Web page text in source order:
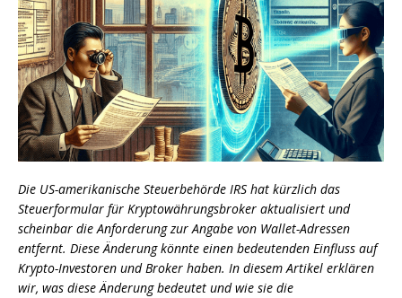
Die US-amerikanische Steuerbehörde IRS hat kürzlich das
Steuerformular für Kryptowährungsbroker aktualisiert und
scheinbar die Anforderung zur Angabe von Wallet-Adressen
entfernt. Diese Änderung könnte einen bedeutenden Einfluss auf
Krypto-Investoren und Broker haben. In diesem Artikel erklären
wir, was diese Änderung bedeutet und wie sie die